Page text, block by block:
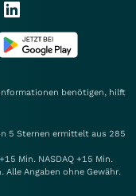
benötigen, hilft
5 Sternen ermittelt aus 285
Min. NASDAQ +15 Min.
Alle Angaben ohne Gewähr.